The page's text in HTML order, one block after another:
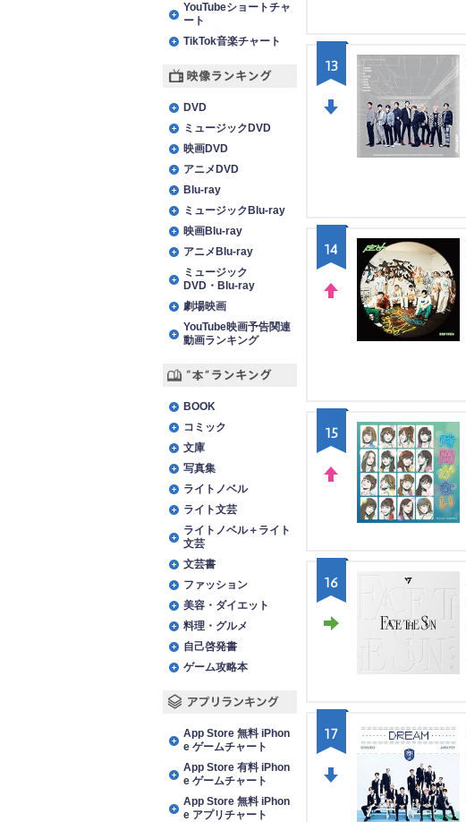
13
14
15
16
17
YouTubeショートチャ
ート
TikTok音楽チャート
DVD
ミュージックDVD
映画DVD
アニメDVD
Blu-ray
ミュージックBlu-ray
映画Blu-ray
アニメBlu-ray
ミュージック
DVD・Blu-ray
劇場映画
YouTube映画予告関連
動画ランキング
BOOK
コミック
文庫
写真集
ライトノベル
ライト文芸
ライトノベル＋ライト
文芸
文芸書
ファッション
美容・ダイエット
料理・グルメ
自己啓発書
ゲーム攻略本
App Store 無料 iPhon
e ゲームチャート
App Store 有料 iPhon
e ゲームチャート
App Store 無料 iPhon
e アプリチャート